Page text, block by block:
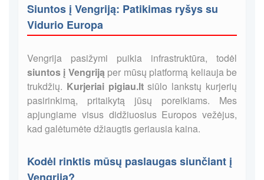
Siuntos į Vengriją: Patikimas ryšys su
Vidurio Europa
Vengrija pasižymi puikia infrastruktūra, todėl
siuntos į Vengriją per mūsų platformą keliauja be
trukdžių. Kurjeriai pigiau.ltsiūlo lankstų kurjerių
pasirinkimą, pritaikytą jūsų poreikiams. Mes
apjungiame visus didžiuosius Europos vežėjus,
kad galėtumėte džiaugtis geriausia kaina.
Kodėl rinktis mūsų paslaugas siunčiant į